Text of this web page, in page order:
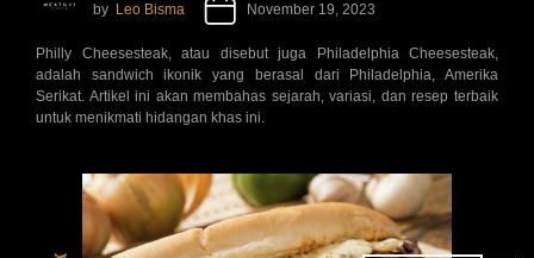
by Leo Bisma November 19, 2023
Philly Cheesesteak, atau disebut juga Philadelphia Cheesesteak,
adalah sandwich ikonik yang berasal dari Philadelphia, Amerika
Serikat. Artikel ini akan membahas sejarah, variasi, dan resep terbaik
untuk menikmati hidangan khas ini.